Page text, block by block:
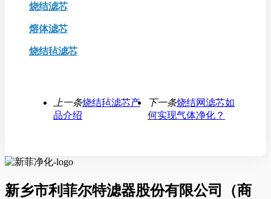
烧结滤芯
熔体滤芯
烧结毡滤芯
上一条烧结毡滤芯产
品介绍
下一条烧结网滤芯如
何实现气体净化？
新乡市利菲尔特滤器股份有限公司（商